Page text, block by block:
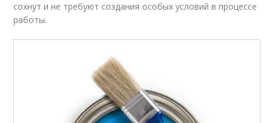
сохнут и не требуют создания особых условий в процессе
работы.